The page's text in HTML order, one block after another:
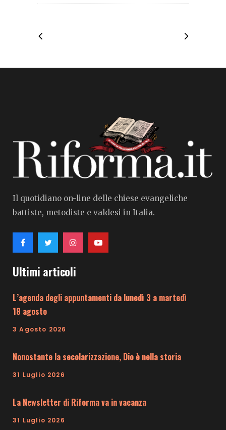
Il quotidiano on-line delle chiese evangeliche
battiste, metodiste e valdesi in Italia.
Ultimi articoli
L’agenda degli appuntamenti da lunedì 3 a martedì
18 agosto
3 Agosto 2026
Nonostante la secolarizzazione, Dio è nella storia
31 Luglio 2026
La Newsletter di Riforma va in vacanza
31 Luglio 2026